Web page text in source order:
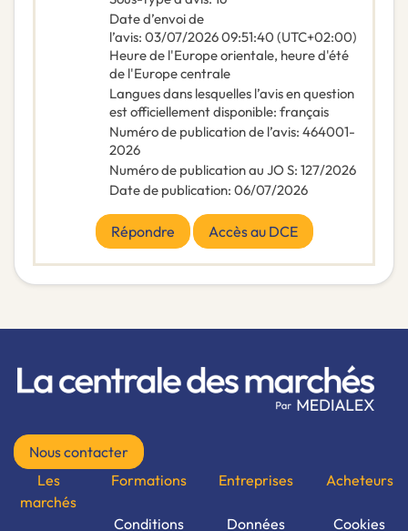
Date d’envoi de
l’avis: 03/07/202609:51:40 (UTC+02:00)
Heure de l'Europe orientale, heure d'été
de l'Europe centrale
Langues dans lesquelles l’avis en question
est officiellement disponible: français
Numéro de publication de l’avis: 464001-
2026
Numéro de publication au JO S: 127/2026
Date de publication: 06/07/2026
Répondre Accès au DCE
Nous contacter
Les
marchés
Formations
Conditions
Entreprises
Données
Acheteurs
Cookies